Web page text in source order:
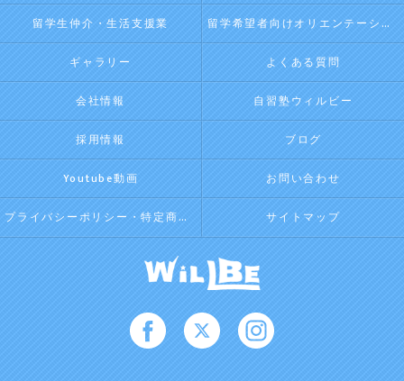
留学生仲介・生活支援業 留学希望者向けオリエンテーション
ギャラリー よくある質問
会社情報 自習塾ウィルビー
採用情報 ブログ
Youtube動画 お問い合わせ
プライバシーポリシー・特定商取引法に基づく表記 サイトマップ